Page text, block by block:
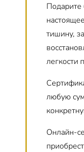
Подарите
тишину,
легкости
любую
Онлайн-